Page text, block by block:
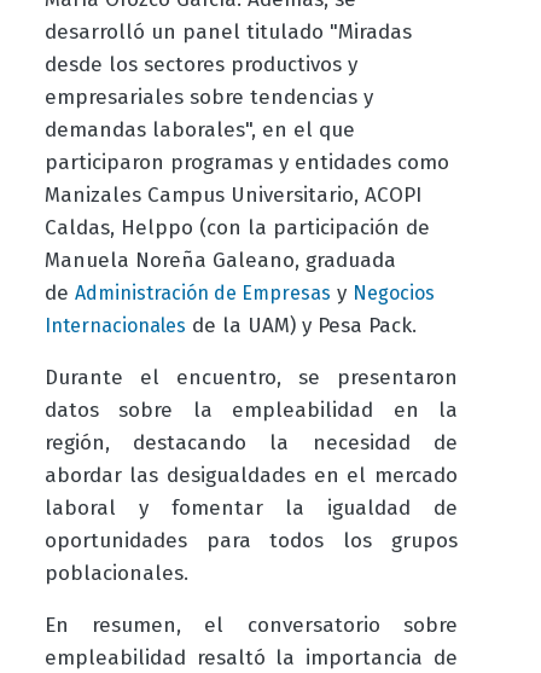
desarrolló un panel titulado "Miradas
desde los sectores productivos y
empresariales sobre tendencias y
demandas laborales", en el que
participaron programas y entidades como
Manizales Campus Universitario, ACOPI
Caldas, Helppo (con la participación de
Manuela Noreña Galeano, graduada
de Administración de Empresas y Negocios
Internacionales de la UAM) y Pesa Pack.
Durante el encuentro, se presentaron
datos sobre la empleabilidad en la
región, destacando la necesidad de
abordar las desigualdades en el mercado
laboral y fomentar la igualdad de
oportunidades para todos los grupos
poblacionales.
En resumen, el conversatorio sobre
empleabilidad resaltó la importancia de